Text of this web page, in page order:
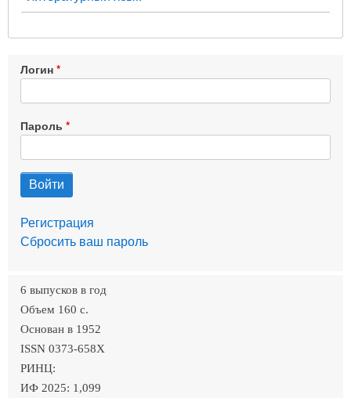
Логин
Пароль
Регистрация
Сбросить ваш пароль
6 выпусков в год
Объем 160 c.
Основан в 1952
ISSN 0373-658X
РИНЦ:
ИФ 2025: 1,099